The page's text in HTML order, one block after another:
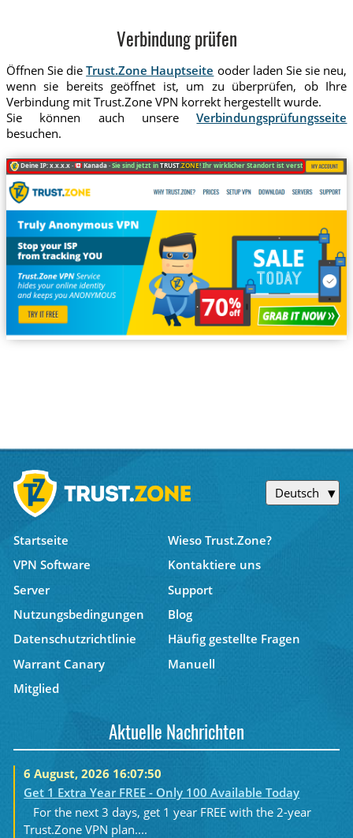
Verbindung prüfen
Öffnen Sie dieTrust.Zone Hauptseite ooder laden Sie sie neu,
wenn sie bereits geöffnet ist, um zu überprüfen, ob Ihre
Verbindung mit Trust.Zone VPN korrekt hergestellt wurde.
Sie können auch unsereVerbindungsprüfungsseite
besuchen.
Deine IP: x.x.x.x · Kanada ·Sie sind jetzt inTRUST.ZONE! Ihr wirklicher Standort ist versteckt!
Deutsch
Startseite
Wieso Trust.Zone?
VPN Software
Kontaktiere uns
Server
Support
Nutzungsbedingungen
Blog
Datenschutzrichtlinie
Häufig gestellte Fragen
Warrant Canary
Manuell
Mitglied
Aktuelle Nachrichten
6 August, 2026 16:07:50
Get 1 Extra Year FREE - Only 100 Available Today
For the next 3 days, get 1 year FREE with the 2-year
Trust.Zone VPN plan....